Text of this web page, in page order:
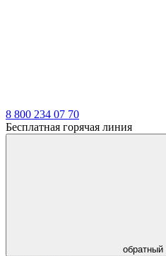
8 800 234 07 70
Бесплатная горячая линия
обратный